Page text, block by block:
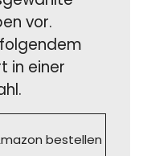
vor.
in einer
bestellen